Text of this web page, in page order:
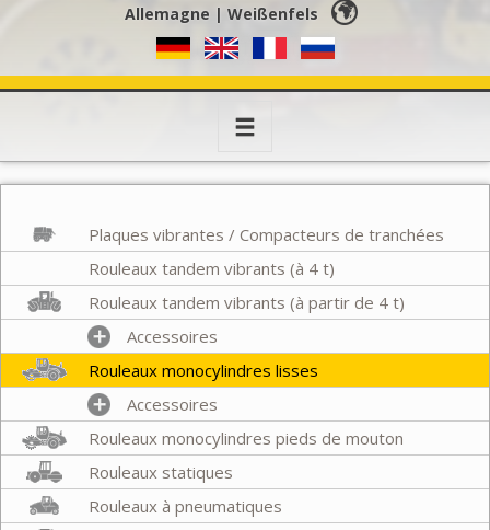
Allemagne | Weißenfels
Toggle
navigation
Plaques vibrantes / Compacteurs de tranchées
Rouleaux tandem vibrants (à 4 t)
Rouleaux tandem vibrants (à partir de 4 t)
Accessoires
Rouleaux monocylindres lisses
Accessoires
Rouleaux monocylindres pieds de mouton
Rouleaux statiques
Rouleaux à pneumatiques